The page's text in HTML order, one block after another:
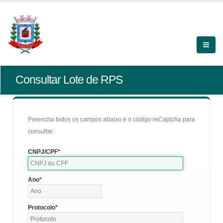
Consultar Lote de RPS
Preencha todos os campos abaixo e o código reCaptcha para
consultar.
CNPJ/CPF
Ano
Protocolo